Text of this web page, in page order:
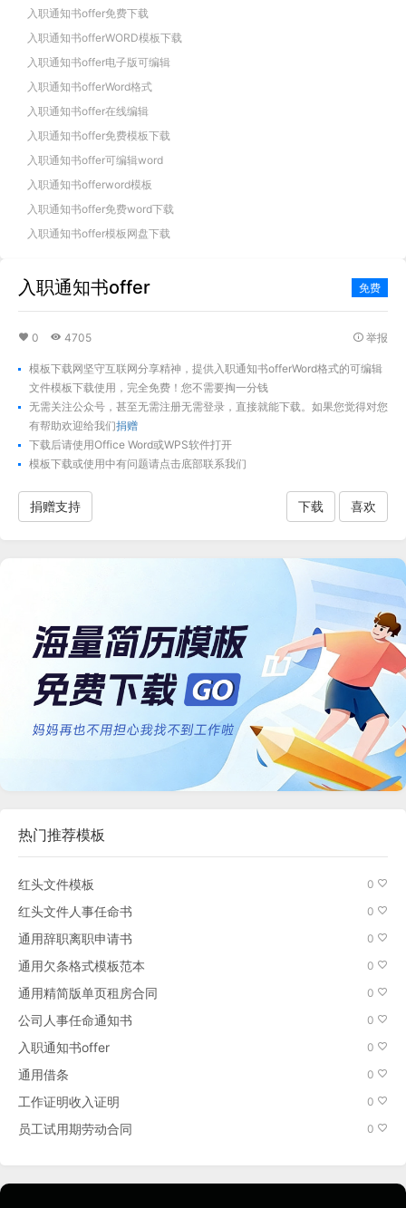
入职通知书offer免费下载
入职通知书offerWORD模板下载
入职通知书offer电子版可编辑
入职通知书offerWord格式
入职通知书offer在线编辑
入职通知书offer免费模板下载
入职通知书offer可编辑word
入职通知书offerword模板
入职通知书offer免费word下载
入职通知书offer模板网盘下载
入职通知书offer 免费
0 4705 举报
模板下载网坚守互联网分享精神，提供入职通知书offerWord格式的可编辑
文件模板下载使用，完全免费！您不需要掏一分钱
无需关注公众号，甚至无需注册无需登录，直接就能下载。如果您觉得对您
有帮助欢迎给我们捐赠
下载后请使用Office Word或WPS软件打开
模板下载或使用中有问题请点击底部联系我们
捐赠支持 下载 喜欢
热门推荐模板
红头文件模板 0
红头文件人事任命书 0
通用辞职离职申请书 0
通用欠条格式模板范本 0
通用精简版单页租房合同 0
公司人事任命通知书 0
入职通知书offer 0
通用借条 0
工作证明收入证明 0
员工试用期劳动合同 0